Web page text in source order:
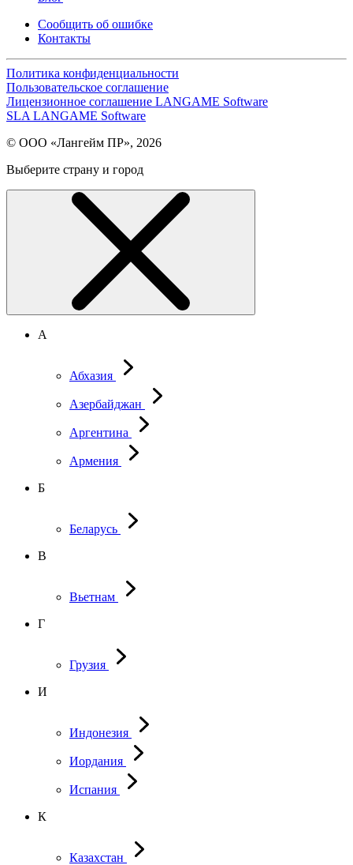
Сообщить об ошибке
Контакты
Политика конфиденциальности
Пользовательское соглашение
Лицензионное соглашение LANGAME Software
SLA LANGAME Software
© ООО «Лангейм ПР», 2026
Выберите страну и город
А
Абхазия
Азербайджан
Аргентина
Армения
Б
Беларусь
В
Вьетнам
Г
Грузия
И
Индонезия
Иордания
Испания
К
Казахстан